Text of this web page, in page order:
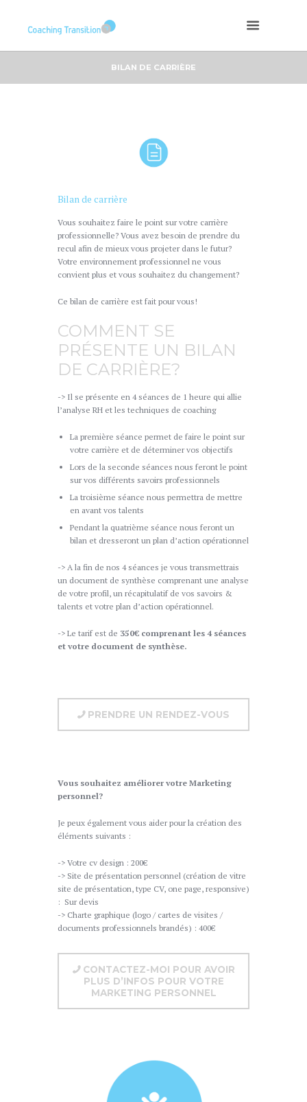
BILAN DE CARRIÈRE
Bilan de carrière
Vous souhaitez faire le point sur votre carrière
professionnelle? Vous avez besoin de prendre du
recul afin de mieux vous projeter dans le futur?
Votre environnement professionnel ne vous
convient plus et vous souhaitez du changement?
Ce bilan de carrière est fait pour vous!
COMMENT SE
PRÉSENTE UN BILAN
DE CARRIÈRE?
-> Il se présente en 4 séances de 1 heure qui allie
l’analyse RH et les techniques de coaching
La première séance permet de faire le point sur
votre carrière et de déterminer vos objectifs
Lors de la seconde séances nous feront le point
sur vos différents savoirs professionnels
La troisième séance nous permettra de mettre
en avant vos talents
Pendant la quatrième séance nous feront un
bilan et dresseront un plan d’action opérationnel
-> A la fin de nos 4 séances je vous transmettrais
un document de synthèse comprenant une analyse
de votre profil, un récapitulatif de vos savoirs &
talents et votre plan d’action opérationnel.
-> Le tarif est de 350€ comprenant les 4 séances
et votre document de synthèse.
PRENDRE UN RENDEZ-VOUS
Vous souhaitez améliorer votre Marketing
personnel?
Je peux également vous aider pour la création des
éléments suivants :
-> Votre cv design : 200€
-> Site de présentation personnel (création de vitre
site de présentation, type CV, one page, responsive)
: Sur devis
-> Charte graphique (logo / cartes de visites /
documents professionnels brandés) : 400€
CONTACTEZ-MOI POUR AVOIR
PLUS D’INFOS POUR VOTRE
MARKETING PERSONNEL